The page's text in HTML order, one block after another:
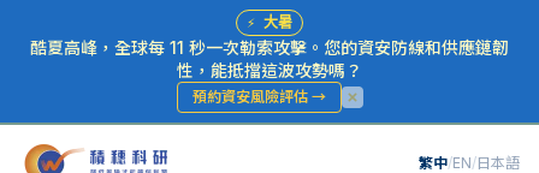
⚡ 大暑
酷夏高峰，全球每 11 秒一次勒索攻擊。您的資安防線和供應鏈韌
性，能抵擋這波攻勢嗎？
預約資安風險評估→
繁中/EN/日本語